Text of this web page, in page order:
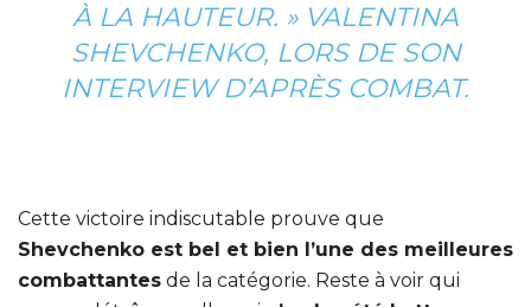
À LA HAUTEUR. » VALENTINA
SHEVCHENKO, LORS DE SON
INTERVIEW D’APRÈS COMBAT.
Cette victoire indiscutable prouve que
Shevchenko est bel et bien l’une des meilleures
combattantes de la catégorie. Reste à voir qui